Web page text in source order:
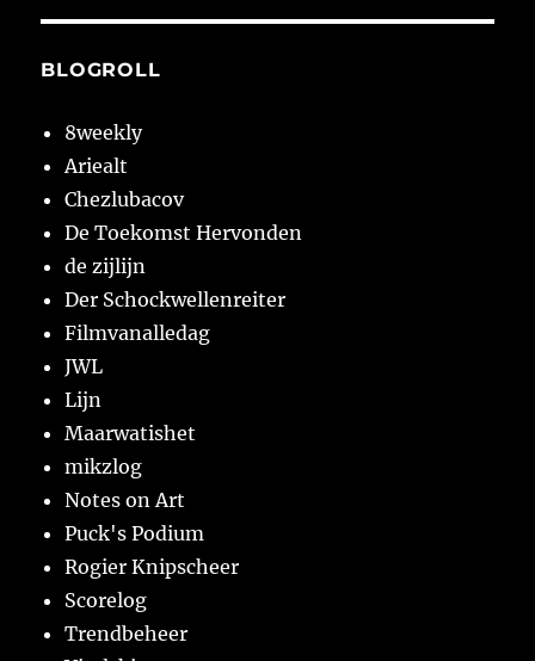
BLOGROLL
8weekly
Ariealt
Chezlubacov
De Toekomst Hervonden
de zijlijn
Der Schockwellenreiter
Filmvanalledag
JWL
Lijn
Maarwatishet
mikzlog
Notes on Art
Puck's Podium
Rogier Knipscheer
Scorelog
Trendbeheer